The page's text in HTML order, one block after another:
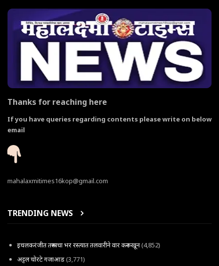
Thanks for reaching here
If you have queries regarding contents please write on below
email
mahalaxmitimes16kop@gmail.com
TRENDING NEWS
इचलकरंजीत तरूणाचा भर रस्त्यात तलवारीने वार करून खून(4,852)
अट्टल चोरटे गजाआड(3,771)